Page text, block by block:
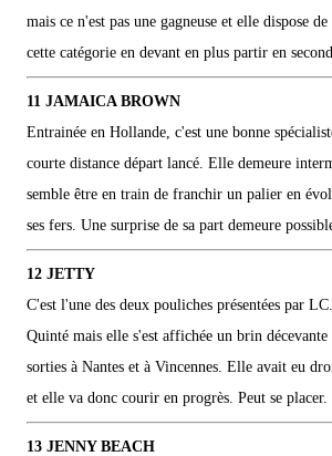
mais ce n'est pas une gagneuse et elle dispose
cette catégorie en devant en plus partir en
11 JAMAICA BROWN
Entrainée en Hollande, c'est une bonne
courte distance départ lancé. Elle demeure
semble être en train de franchir un palier en
ses fers. Une surprise de sa part demeure
12 JETTY
C'est l'une des deux pouliches présentées par
Quinté mais elle s'est affichée un brin décevante
sorties à Nantes et à Vincennes. Elle avait eu
et elle va donc courir en progrès. Peut se placer.
13 JENNY BEACH